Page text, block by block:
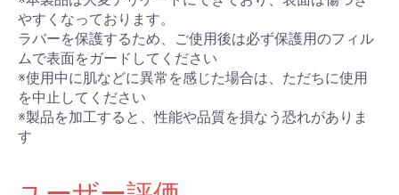
やすくなっております。
ラバーを保護するため、ご使用後は必ず保護用のフィル
ムで表面をガードしてください
※使用中に肌などに異常を感じた場合は、ただちに使用
を中止してください
※製品を加工すると、性能や品質を損なう恐れがありま
す